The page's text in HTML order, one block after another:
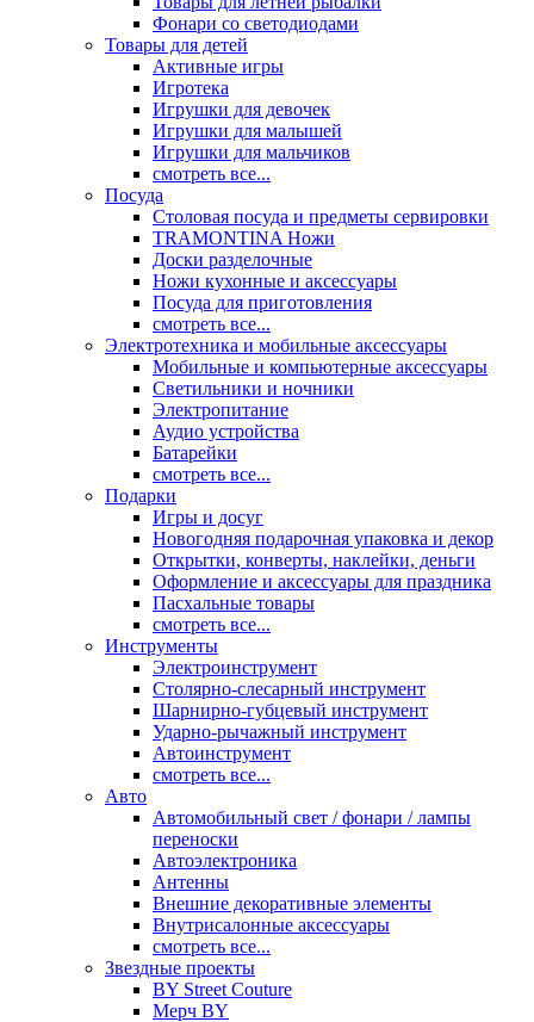
Фонари со светодиодами
Товары для детей
Активные игры
Игротека
Игрушки для девочек
Игрушки для малышей
Игрушки для мальчиков
смотреть все...
Посуда
Столовая посуда и предметы сервировки
TRAMONTINA Ножи
Доски разделочные
Ножи кухонные и аксессуары
Посуда для приготовления
смотреть все...
Электротехника и мобильные аксессуары
Мобильные и компьютерные аксессуары
Светильники и ночники
Электропитание
Аудио устройства
Батарейки
смотреть все...
Подарки
Игры и досуг
Новогодняя подарочная упаковка и декор
Открытки, конверты, наклейки, деньги
Оформление и аксессуары для праздника
Пасхальные товары
смотреть все...
Инструменты
Электроинструмент
Столярно-слесарный инструмент
Шарнирно-губцевый инструмент
Ударно-рычажный инструмент
Автоинструмент
смотреть все...
Авто
Автомобильный свет / фонари / лампы
переноски
Автоэлектроника
Антенны
Внешние декоративные элементы
Внутрисалонные аксессуары
смотреть все...
Звездные проекты
BY Street Couture
Мерч BY